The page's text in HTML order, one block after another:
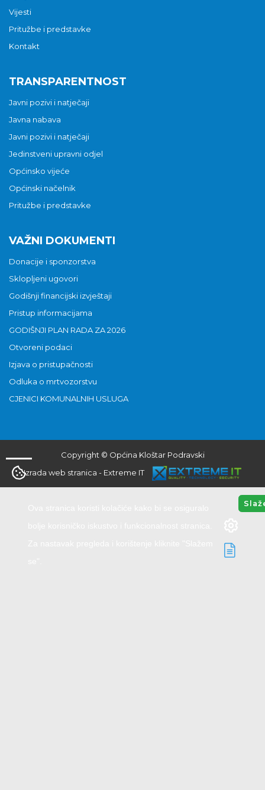
Vijesti
Pritužbe i predstavke
Kontakt
TRANSPARENTNOST
Javni pozivi i natječaji
Javna nabava
Javni pozivi i natječaji
Jedinstveni upravni odjel
Općinsko vijeće
Općinski načelnik
Pritužbe i predstavke
VAŽNI DOKUMENTI
Donacije i sponzorstva
Sklopljeni ugovori
Godišnji financijski izvještaji
Pristup informacijama
GODIŠNJI PLAN RADA ZA 2026
Otvoreni podaci
Izjava o pristupačnosti
Odluka o mrtvozorstvu
CJENICI KOMUNALNIH USLUGA
Copyright © Općina Kloštar Podravski
Izrada web stranica - Extreme IT